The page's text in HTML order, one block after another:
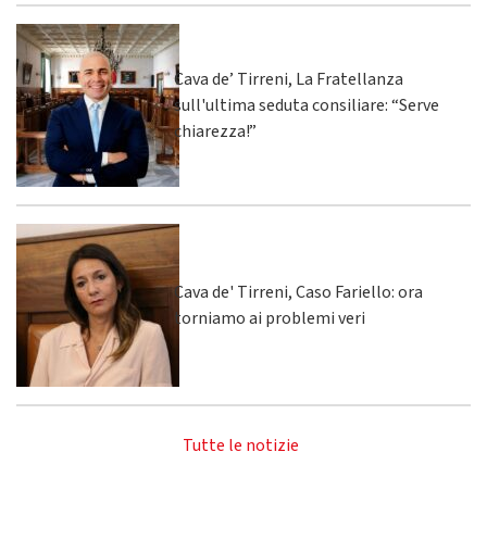
Cava de’ Tirreni, La Fratellanza
sull'ultima seduta consiliare: “Serve
chiarezza!”
Cava de' Tirreni, Caso Fariello: ora
torniamo ai problemi veri
Tutte le notizie